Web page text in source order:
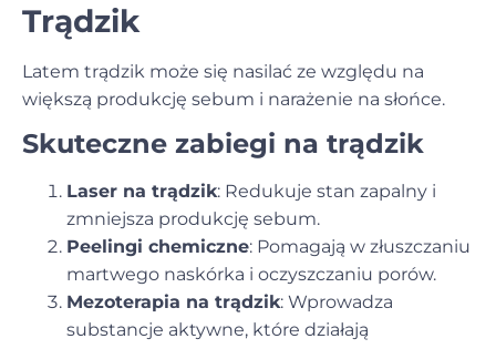
Trądzik
Latem trądzik może się nasilać ze względu na
większą produkcję sebum i narażenie na słońce.
Skuteczne zabiegi na trądzik
Laser na trądzik: Redukuje stan zapalny i
zmniejsza produkcję sebum.
Peelingi chemiczne: Pomagają w złuszczaniu
martwego naskórka i oczyszczaniu porów.
Mezoterapia na trądzik: Wprowadza
substancje aktywne, które działają